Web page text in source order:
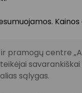
pramogų centre
sąlygas.